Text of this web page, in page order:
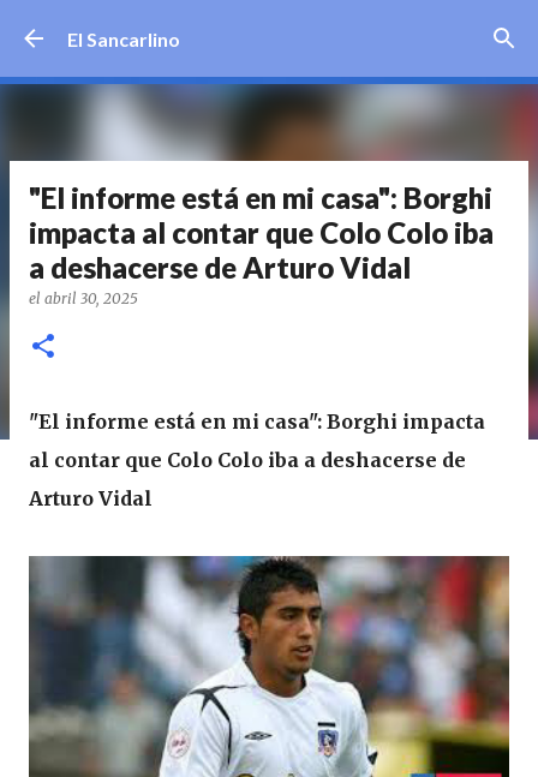
El Sancarlino
"El informe está en mi casa": Borghi
impacta al contar que Colo Colo iba
a deshacerse de Arturo Vidal
el abril 30, 2025
"El informe está en mi casa": Borghi impacta
al contar que Colo Colo iba a deshacerse de
Arturo Vidal